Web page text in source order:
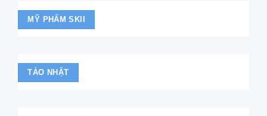
MỸ PHẨM SKII
TẢO NHẬT